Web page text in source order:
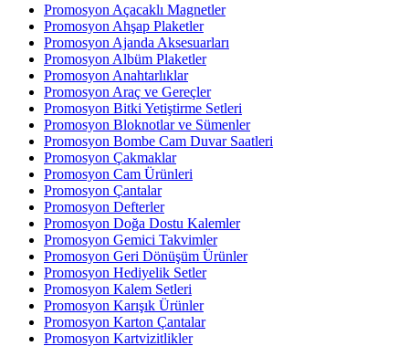
Promosyon Açacaklı Magnetler
Promosyon Ahşap Plaketler
Promosyon Ajanda Aksesuarları
Promosyon Albüm Plaketler
Promosyon Anahtarlıklar
Promosyon Araç ve Gereçler
Promosyon Bitki Yetiştirme Setleri
Promosyon Bloknotlar ve Sümenler
Promosyon Bombe Cam Duvar Saatleri
Promosyon Çakmaklar
Promosyon Cam Ürünleri
Promosyon Çantalar
Promosyon Defterler
Promosyon Doğa Dostu Kalemler
Promosyon Gemici Takvimler
Promosyon Geri Dönüşüm Ürünler
Promosyon Hediyelik Setler
Promosyon Kalem Setleri
Promosyon Karışık Ürünler
Promosyon Karton Çantalar
Promosyon Kartvizitlikler